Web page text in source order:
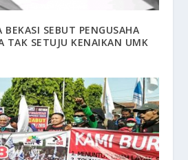
SEBUT PENGUSAHA
TAK SETUJU KENAIKAN UMK